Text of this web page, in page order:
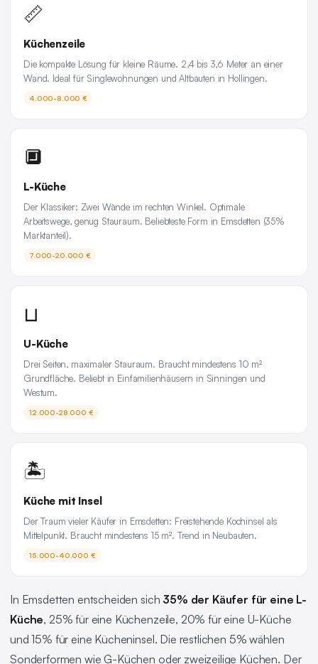
📏
Küchenzeile
Die kompakte Lösung für kleine Räume. 2,4 bis 3,6 Meter an einer
Wand. Ideal für Singlewohnungen und Altbauten in Hollingen.
4.000-8.000 €
🔲
L-Küche
Der Klassiker: Zwei Wände im rechten Winkel. Optimale
Arbeitswege, genug Stauraum. Beliebteste Form in Emsdetten (35%
Marktanteil).
7.000-20.000 €
⊔
U-Küche
Drei Seiten, maximaler Stauraum. Braucht mindestens 10 m²
Grundfläche. Beliebt in Einfamilienhäusern in Sinningen und
Westum.
12.000-28.000 €
🏝️
Küche mit Insel
Der Traum vieler Käufer in Emsdetten: Freistehende Kochinsel als
Mittelpunkt. Braucht mindestens 15 m². Trend in Neubauten.
15.000-40.000 €
In Emsdetten entscheiden sich 35% der Käufer für eine L-
Küche, 25% für eine Küchenzeile, 20% für eine U-Küche
und 15% für eine Kücheninsel. Die restlichen 5% wählen
Sonderformen wie G-Küchen oder zweizeilige Küchen. Der